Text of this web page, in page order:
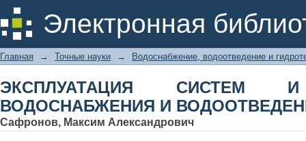
Электронная
ЭКСПЛУАТАЦИЯ СИСТЕМ И
ВОДООТВЕДЕНИЯ. Курс лекций
Главная → Точные науки → Водоснабжение, водоотведение и
ЭКСПЛУАТАЦИЯ СИСТЕМ
ВОДОСНАБЖЕНИЯ И
Сафронов, Максим Александрович